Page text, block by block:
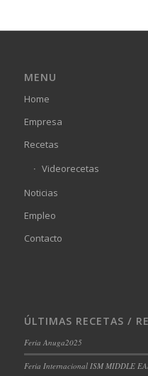
MENU
Home
Empresa
Recetas
Videorecetas
Noticias
Empleo
Contacto
ÚLTIMAS RECETAS /
Feria Anuga2025
Feria Internacional ISM MIDDLE